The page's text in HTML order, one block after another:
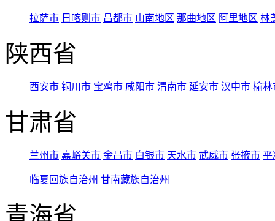
拉萨市 日喀则市 昌都市 山南地区 那曲地区 阿里地区 林
陕西省
西安市 铜川市 宝鸡市 咸阳市 渭南市 延安市 汉中市 榆林
甘肃省
兰州市 嘉峪关市 金昌市 白银市 天水市 武威市 张掖市 平
临夏回族自治州 甘南藏族自治州
青海省